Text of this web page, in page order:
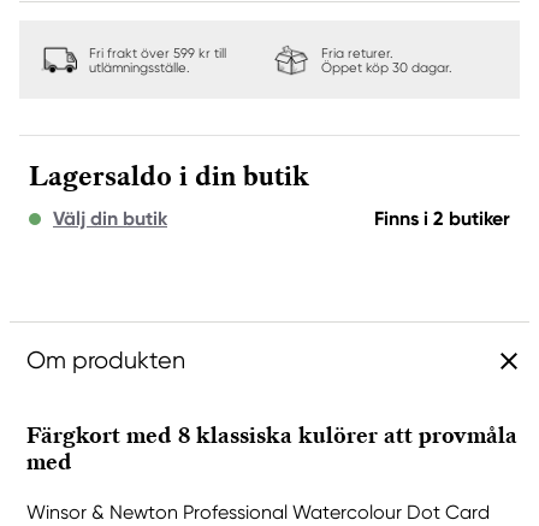
Fri frakt över 599 kr till
utlämningsställe.
Fria returer.
Öppet köp 30 dagar.
Lagersaldo i din butik
Välj din butik Finns i 2 butiker
Om produkten
Färgkort med 8 klassiska kulörer att provmåla
med
Winsor & Newton Professional Watercolour Dot Card